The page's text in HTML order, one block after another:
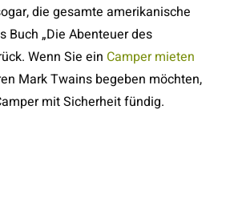
die gesamte amerikanische
Buch „Die Abenteuer des
Wenn Sie ein Camper mieten
Mark Twains begeben möchten,
mit Sicherheit fündig.